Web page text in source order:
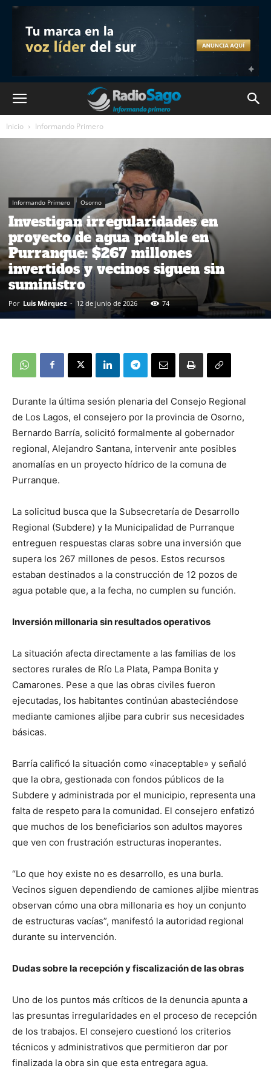
Inicio Informando Primero
Informando Primero Osorno
Investigan irregularidades en
proyecto de agua potable en
Purranque: $267 millones
invertidos y vecinos siguen sin
suministro
Por Luis Márquez - 12 de junio de 2026 74
Durante la última sesión plenaria del Consejo Regional
de Los Lagos, el consejero por la provincia de Osorno,
Bernardo Barría, solicitó formalmente al gobernador
regional, Alejandro Santana, intervenir ante posibles
anomalías en un proyecto hídrico de la comuna de
Purranque.
La solicitud busca que la Subsecretaría de Desarrollo
Regional (Subdere) y la Municipalidad de Purranque
entreguen respuestas claras sobre una inversión que
supera los 267 millones de pesos. Estos recursos
estaban destinados a la construcción de 12 pozos de
agua potable que, a la fecha, no cumplen su función.
Inversión millonaria sin resultados operativos
La situación afecta directamente a las familias de los
sectores rurales de Río La Plata, Pampa Bonita y
Camarones. Pese a que las obras civiles fueron
ejecutadas, los habitantes continúan abasteciéndose
mediante camiones aljibe para cubrir sus necesidades
básicas.
Barría calificó la situación como «inaceptable» y señaló
que la obra, gestionada con fondos públicos de la
Subdere y administrada por el municipio, representa una
falta de respeto para la comunidad. El consejero enfatizó
que muchos de los beneficiarios son adultos mayores
que ven con frustración estructuras inoperantes.
“Lo que hoy existe no es desarrollo, es una burla.
Vecinos siguen dependiendo de camiones aljibe mientras
observan cómo una obra millonaria es hoy un conjunto
de estructuras vacías”, manifestó la autoridad regional
durante su intervención.
Dudas sobre la recepción y fiscalización de las obras
Uno de los puntos más críticos de la denuncia apunta a
las presuntas irregularidades en el proceso de recepción
de los trabajos. El consejero cuestionó los criterios
técnicos y administrativos que permitieron dar por
finalizada la obra sin que esta entregara agua.